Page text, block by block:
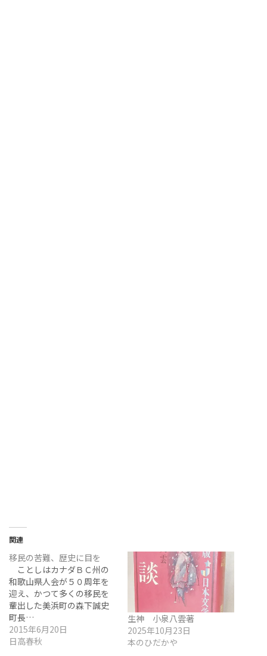
関連
移民の苦難、歴史に目を
ことしはカナダＢＣ州の
和歌山県人会が５０周年を
迎え、かつて多くの移民を
輩出した美浜町の森下誠史
町長…
2015年6月20日
日高春秋
生神 小泉八雲著
2025年10月23日
本のひだかや